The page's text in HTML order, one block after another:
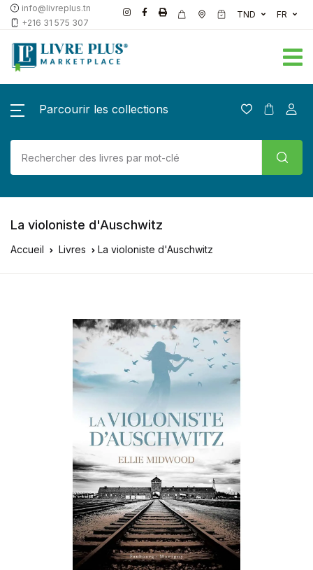
info@livreplus.tn
+216 31 575 307
TND FR
Parcourir les collections
La violoniste d'Auschwitz
Accueil Livres La violoniste d'Auschwitz